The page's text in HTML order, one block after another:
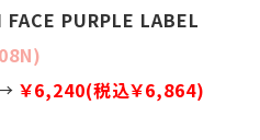
PURPLE LABEL
→￥6,240(税込￥6,864)